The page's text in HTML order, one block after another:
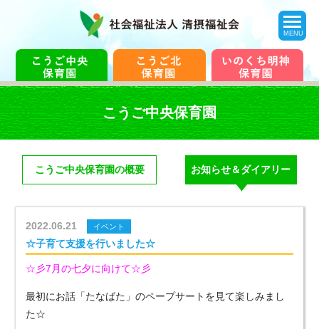
toggle
navigation
MENU
こうご中央保育園
こうご中央保育園の概要 お知らせ＆ダイアリー
2022.06.21 イベント
☆子育て支援を行いました☆
☆彡7月の七夕に向けて☆彡
最初にお話「たなばた」のペープサートを見て楽しみまし
た☆